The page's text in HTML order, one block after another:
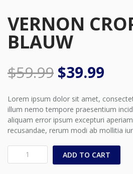
VERNON
BLAUW
$59.99 ORIGINAL
PRICE
WAS:
$59.99.
$39.99
IS:
Lorem ipsum dolor sit amet,
illum nemo tempore praesentium
aliquam error ipsum excepturi
recusandae, rerum modi ab mollitia
Vernon
ADD TO CART